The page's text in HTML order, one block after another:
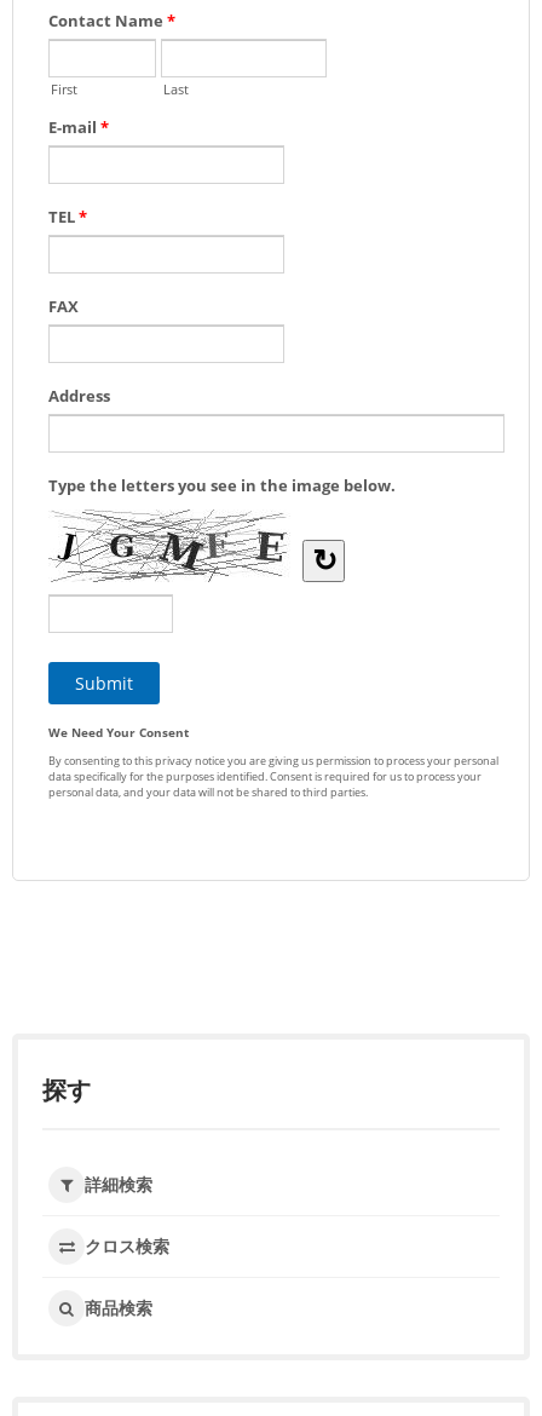
探す
詳細検索
クロス検索
商品検索